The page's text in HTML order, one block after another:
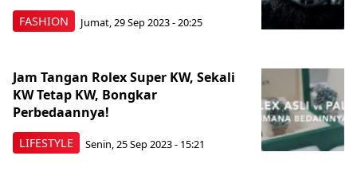
FASHION Jumat, 29 Sep 2023 - 20:25
LIFESTYLE
Jam Tangan Rolex Super KW, Sekali
KW Tetap KW, Bongkar
Perbedaannya!
Senin, 25 Sep 2023 - 15:21